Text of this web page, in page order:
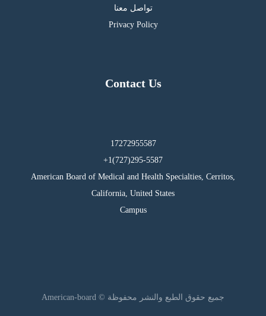
تواصل معنا
Privacy Policy
Contact Us
17272955587
295-5587(727)1+
American Board of Medical and Health Specialties, Cerritos,
California, United States
Campus
جميع حقوق الطبع والنشر محفوظة © American-board